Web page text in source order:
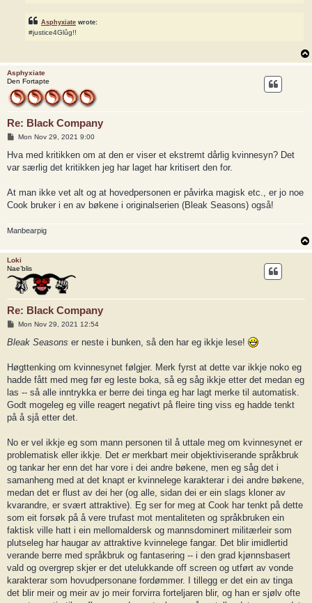
Asphyxiate wrote:
#justice4Glûg!!
Asphyxiate
Den Fortapte
Re: Black Company
P
s
Mon Nov 29, 2021 9:00
Hva med kritikken om at den er viser et ekstremt dårlig kvinnesyn? Det
var særlig det kritikken jeg har laget har kritisert den for.
At man ikke vet alt og at hovedpersonen er påvirka magisk etc., er jo noe
Cook bruker i en av bøkene i originalserien (Bleak Seasons) også!
Manbearpig
Loki
Nae’blis
Re: Black Company
P
s
Mon Nov 29, 2021 12:54
Bleak Seasons er neste i bunken, så den har eg ikkje lese!
Høgttenking om kvinnesynet følgjer. Merk fyrst at dette var ikkje noko eg
hadde fått med meg før eg leste boka, så eg såg ikkje etter det medan eg
las -- så alle inntrykka er berre dei tinga eg har lagt merke til automatisk.
Godt mogeleg eg ville reagert negativt på fleire ting viss eg hadde tenkt
på å sjå etter det.
No er vel ikkje eg som mann personen til å uttale meg om kvinnesynet er
problematisk eller ikkje. Det ermerkbart meir objektiviserande språkbruk
og tankar her enn det har vore i dei andre bøkene, men eg såg det i
samanheng med at det knapt er kvinnelege karakterar i dei andre bøkene,
medan det er flust av dei her (og alle, sidan dei er ein slags kloner av
kvarandre, er svært attraktive). Eg ser for meg at Cook har tenkt på dette
som eit forsøk på å vere trufast mot mentaliteten og språkbruken ein
faktisk ville hatt i ein mellomaldersk og mannsdominert militærleir som
plutseleg har haugar av attraktive kvinnelege fangar. Det blir imidlertid
verande berre med språkbruk og fantasering -- i den grad kjønnsbasert
vald og overgrep skjer er det utelukkande off screen og utført av vonde
karakterar som hovudpersonane fordømmer. I tillegg er det ein av tinga
det blir meir og meir av jo meir forvirra forteljaren blir, og han er sjølv ofte